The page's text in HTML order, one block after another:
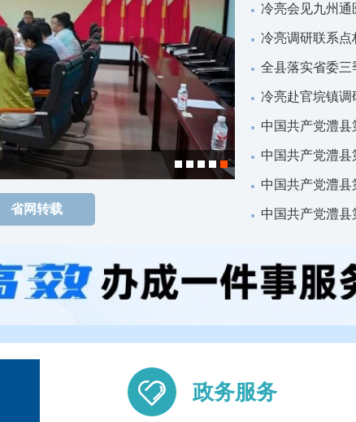
专题丨大力实施“开
省网转载
冷亮会见九州通
冷亮调研联系
全县落实省委
冷亮赴官垸镇调
中国共产党澧
中国共产党澧
中国共产党澧
中国共产党澧
 政务服务